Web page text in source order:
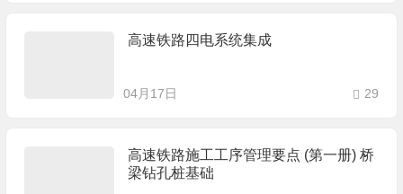
高速铁路四电系统集成
04月17日 29
高速铁路施工工序管理要点 (第一册) 桥
梁钻孔桩基础